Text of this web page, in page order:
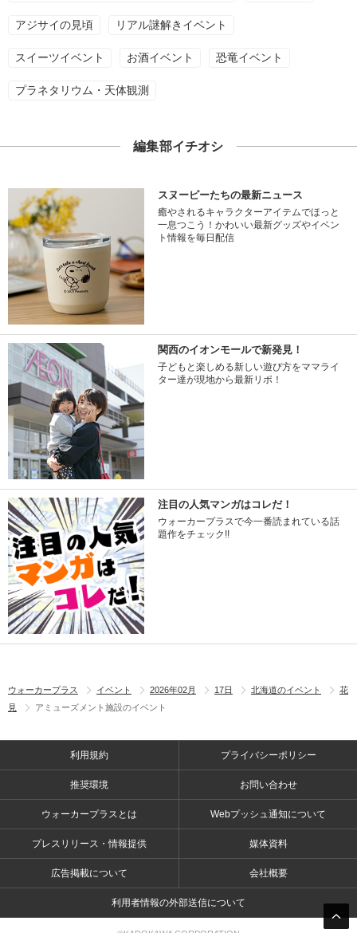
アジサイの見頃 リアル謎解きイベント
スイーツイベント お酒イベント 恐竜イベント
プラネタリウム・天体観測
編集部イチオシ
スヌーピーたちの最新ニュース
癒やされるキャラクターアイテムでほっと
一息つこう！かわいい最新グッズやイベン
ト情報を毎日配信
関西のイオンモールで新発見！
子どもと楽しめる新しい遊び方をママライ
ター達が現地から最新リポ！
注目の人気マンガはコレだ！
ウォーカープラスで今一番読まれている話
題作をチェック!!
ウォーカープラス イベント 2026年02月 17日 北海道のイベント
花
見
アミューズメント施設のイベント
利用規約 プライバシーポリシー
推奨環境 お問い合わせ
ウォーカープラスとは Webプッシュ通知について
プレスリリース・情報提供 媒体資料
広告掲載について 会社概要
利用者情報の外部送信について